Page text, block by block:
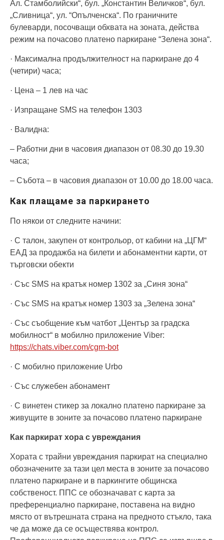
Ал. Стамболийски“, бул. „Константин Величков“, бул.
„Сливница“, ул. “Опълченска“. По граничните
булеварди, посочващи обхвата на зоната, действа
режим на почасово платено паркиране “Зелена зона“.
· Максимална продължителност на паркиране до 4
(четири) часа;
· Цена – 1 лев на час
· Изпращане SMS на телефон 1303
· Валидна:
– Работни дни в часовия диапазон от 08.30 до 19.30
часа;
– Събота – в часовия диапазон от 10.00 до 18.00 часа.
Как плащаме за паркирането
По някои от следните начини:
· С талон, закупен от контрольор, от кабини на „ЦГМ“
ЕАД за продажба на билети и абонаментни карти, от
търговски обекти
· Със SMS на кратък номер 1302 за „Синя зона“
· Със SMS на кратък номер 1303 за „Зелена зона“
· Със съобщение към чатбот „Център за градска
мобилност“ в мобилно приложение Viber:
https://chats.viber.com/cgm-bot
· С мобилно приложение Urbo
· Със служебен абонамент
· С винетен стикер за локално платено паркиране за
живущите в зоните за почасово платено паркиране
Как паркират хора с увреждания
Хората с трайни увреждания паркират на специално
обозначените за тази цел места в зоните за почасово
платено паркиране и в паркингите общинска
собственост. ППС се обозначават с карта за
преференциално паркиране, поставена на видно
място от вътрешната страна на предното стъкло, така
че да може да се осъществява контрол.